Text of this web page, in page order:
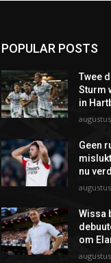
POPULAR POSTS
Twee
Sturm
in
Geen
nu
Wissa
om